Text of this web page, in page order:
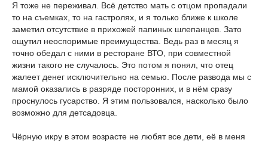
Я тоже не переживал. Всё детство мать с отцом пропадали
то на съемках, то на гастролях, и я только ближе к школе
заметил отсутствие в прихожей папиных шлепанцев. Зато
ощутил неоспоримые преимущества. Ведь раз в месяц я
точно обедал с ними в ресторане ВТО, при совместной
жизни такого не случалось. Это потом я понял, что отец
жалеет денег исключительно на семью. После развода мы с
мамой оказались в разряде посторонних, и в нём сразу
проснулось гусарство. Я этим пользовался, насколько было
возможно для детсадовца.
Чёрную икру в этом возрасте не любят все дети, её в меня